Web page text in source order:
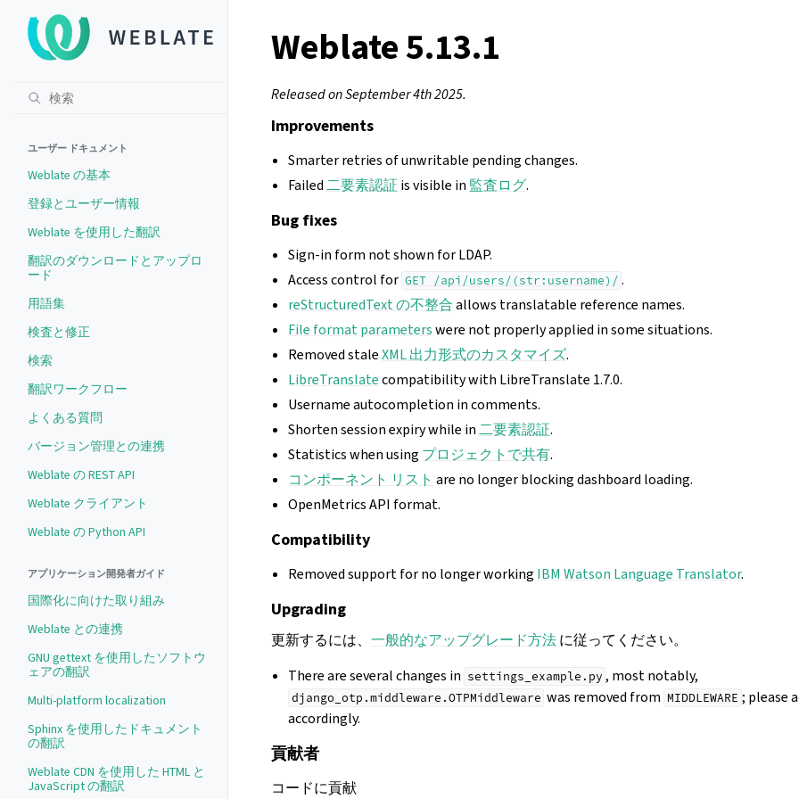
ユーザー ドキュメント
Weblate の基本
登録とユーザー情報
Weblate を使用した翻訳
翻訳のダウンロードとアップロ
ード
用語集
検査と修正
検索
翻訳ワークフロー
よくある質問
バージョン管理との連携
Weblate の REST API
Weblate クライアント
Weblate の Python API
アプリケーション開発者ガイド
国際化に向けた取り組み
Weblate との連携
GNU gettext を使用したソフトウ
ェアの翻訳
Multi-platform localization
Sphinx を使用したドキュメント
の翻訳
Weblate CDN を使用した HTML と
JavaScript の翻訳
Weblate 5.13.1
Released on September 4th 2025.
Improvements
Smarter retries of unwritable pending changes.
Failed二要素認証 is visible in 監査ログ.
Bug fixes
Sign-in form not shown for LDAP.
Access control for GET /api/users/(str:username)/ .
reStructuredText の不整合allows translatable reference names.
File format parameterswere not properly applied in some situations.
Removed staleXML 出力形式のカスタマイズ.
LibreTranslatecompatibility with LibreTranslate 1.7.0.
Username autocompletion in comments.
Shorten session expiry while in二要素認証.
Statistics when using プロジェクトで共有.
コンポーネント リスト are no longer blocking dashboard loading.
OpenMetrics API format.
Compatibility
Removed support for no longer working IBM Watson Language Translator.
Upgrading
更新するには、 一般的なアップグレード方法に従ってください。
There are several changes in settings_example.py , most notably,
django_otp.middleware.OTPMiddleware was removed from MIDDLEWARE ; please
accordingly.
貢献者
コードに貢献